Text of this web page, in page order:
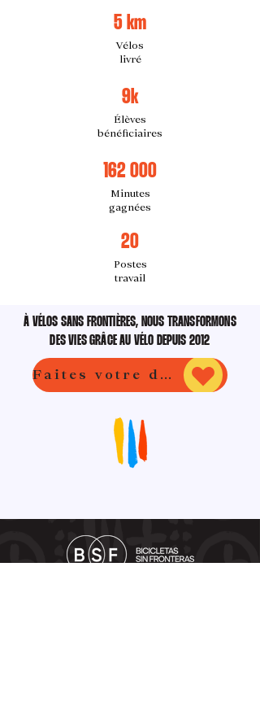
5 km
Vélos
livré
9k
Élèves
bénéficiaires
162 000
Minutes
gagnées
20
Postes
travail
À VÉLOS SANS FRONTIÈRES, NOUS TRANSFORMONS
DES VIES GRÂCE AU VÉLO DEPUIS 2012
Faites votre don